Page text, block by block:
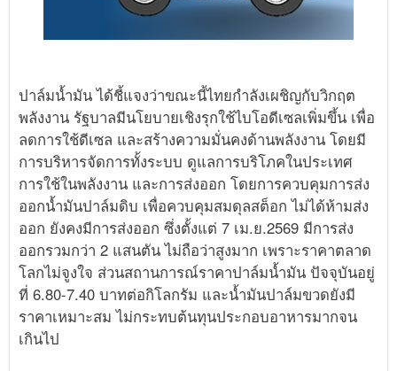
ปาล์มน้ำมัน ได้ชี้แจงว่าขณะนี้ไทยกำลังเผชิญกับวิกฤต
พลังงาน รัฐบาลมีนโยบายเชิงรุกใช้ไบโอดีเซลเพิ่มขึ้น เพื่อ
ลดการใช้ดีเซล และสร้างความมั่นคงด้านพลังงาน โดยมี
การบริหารจัดการทั้งระบบ ดูแลการบริโภคในประเทศ
การใช้ในพลังงาน และการส่งออก โดยการควบคุมการส่ง
ออกน้ำมันปาล์มดิบ เพื่อควบคุมสมดุลสต็อก ไม่ได้ห้ามส่ง
ออก ยังคงมีการส่งออก ซึ่งตั้งแต่ 7 เม.ย.2569 มีการส่ง
ออกรวมกว่า 2 แสนตัน ไม่ถือว่าสูงมาก เพราะราคาตลาด
โลกไม่จูงใจ ส่วนสถานการณ์ราคาปาล์มน้ำมัน ปัจจุบันอยู่
ที่ 6.80-7.40 บาทต่อกิโลกรัม และน้ำมันปาล์มขวดยังมี
ราคาเหมาะสม ไม่กระทบต้นทุนประกอบอาหารมากจน
เกินไป